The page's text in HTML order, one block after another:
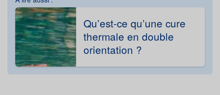
Qu’est-ce qu’une cure
thermale en double
orientation ?